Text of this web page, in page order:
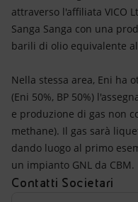
attraverso l'affiliata VICO
Sanga Sanga con una
barili di olio equivalente
Nella stessa area, Eni ha
(Eni 50%, BP 50%)
e produzione di gas non
methane). Il gas sarà
dando luogo al primo
un impianto GNL da CBM.
Contatti Societari